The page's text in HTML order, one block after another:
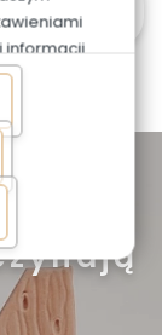
informacji